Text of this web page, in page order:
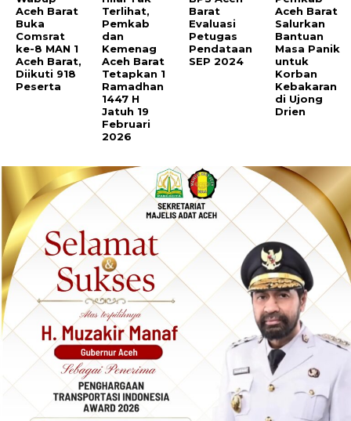
Aceh Barat
Buka
Comsrat
ke-8 MAN 1
Aceh Barat,
Diikuti 918
Peserta
Terlihat,
Pemkab
dan
Kemenag
Aceh Barat
Tetapkan 1
Ramadhan
1447 H
Jatuh 19
Februari
2026
Barat
Evaluasi
Petugas
Pendataan
SEP 2024
Aceh Barat
Salurkan
Bantuan
Masa Panik
untuk
Korban
Kebakaran
di Ujong
Drien